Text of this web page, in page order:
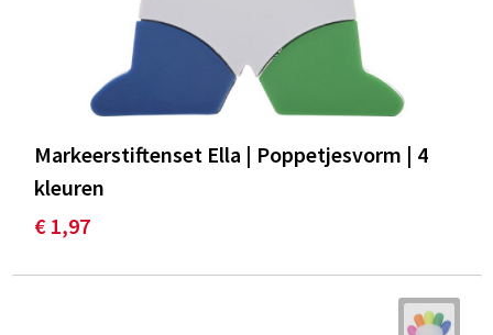
Markeerstiftenset Ella | Poppetjesvorm | 4
kleuren
€ 1,97